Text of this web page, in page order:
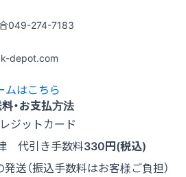
049-274-7183
depot.com
ムはこちら
・お支払方法
ジットカード
代引き手数料330円(税込)
送（振込手数料はお客様ご負担）